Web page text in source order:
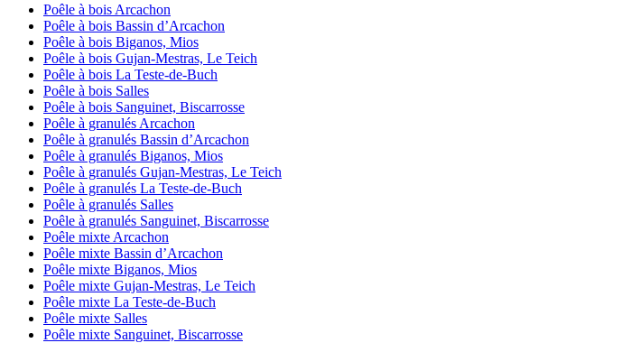
Poêle à bois Arcachon
Poêle à bois Bassin d’Arcachon
Poêle à bois Biganos, Mios
Poêle à bois Gujan-Mestras, Le Teich
Poêle à bois La Teste-de-Buch
Poêle à bois Salles
Poêle à bois Sanguinet, Biscarrosse
Poêle à granulés Arcachon
Poêle à granulés Bassin d’Arcachon
Poêle à granulés Biganos, Mios
Poêle à granulés Gujan-Mestras, Le Teich
Poêle à granulés La Teste-de-Buch
Poêle à granulés Salles
Poêle à granulés Sanguinet, Biscarrosse
Poêle mixte Arcachon
Poêle mixte Bassin d’Arcachon
Poêle mixte Biganos, Mios
Poêle mixte Gujan-Mestras, Le Teich
Poêle mixte La Teste-de-Buch
Poêle mixte Salles
Poêle mixte Sanguinet, Biscarrosse